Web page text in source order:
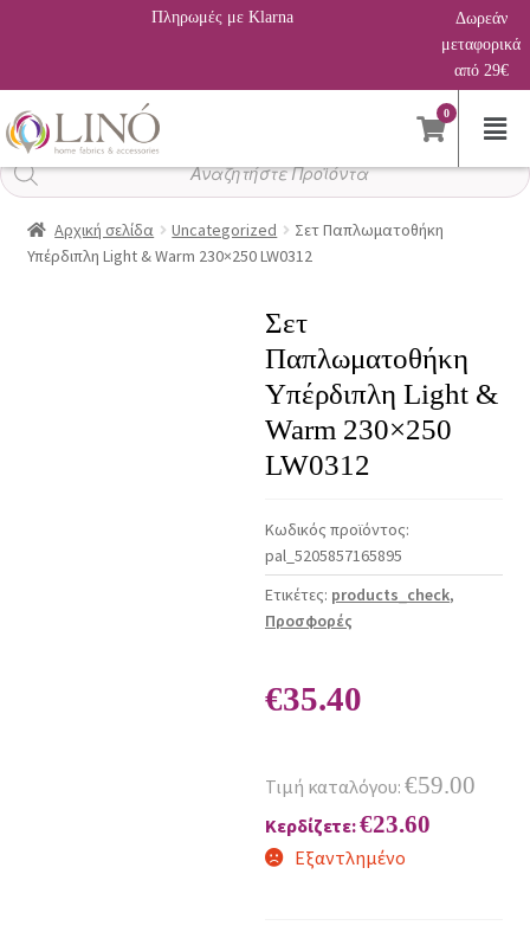
Πληρωμές με Klarna
Δωρεάν
μεταφορικά
από 29€
0
Αναζήτηση
προϊόντων
Αρχική σελίδα Uncategorized
Σετ Παπλωματοθήκη
Υπέρδιπλη Light & Warm 230×250 LW0312
Σετ
Παπλωματοθήκη
Υπέρδιπλη Light &
Warm 230×250
LW0312
Κωδικός προϊόντος:
pal_5205857165895
Ετικέτες: products_check,
Προσφορές
€35.40
Τιμή καταλόγου: €59.00
Κερδίζετε:€23.60
Εξαντλημένο